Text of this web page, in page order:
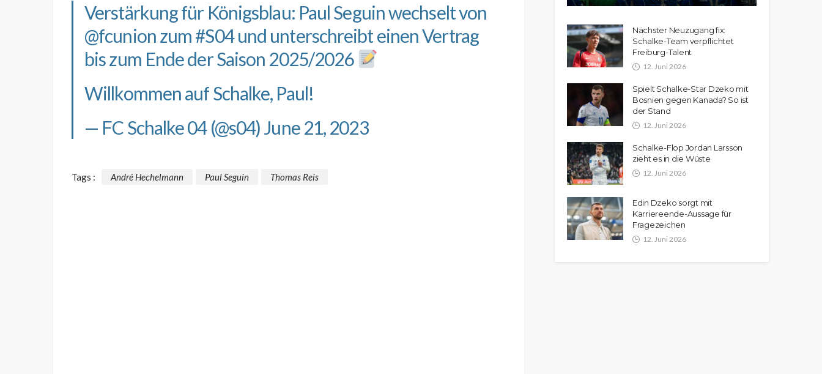
Verstärkung für Königsblau: Paul Seguin wechselt von
@fcunionzum#S04und unterschreibt einen Vertrag
bis zum Ende der Saison 2025/2026
Willkommen auf Schalke, Paul!
— FC Schalke 04 (@s04)June 21, 2023
Tags : André Hechelmann Paul Seguin Thomas Reis
Nächster Neuzugang fix:
Schalke-Team verpflichtet
Freiburg-Talent
12. Juni 2026
Spielt Schalke-Star Dzeko mit
Bosnien gegen Kanada? So ist
der Stand
12. Juni 2026
Schalke-Flop Jordan Larsson
zieht es in die Wüste
12. Juni 2026
Edin Dzeko sorgt mit
Karriereende-Aussage für
Fragezeichen
12. Juni 2026